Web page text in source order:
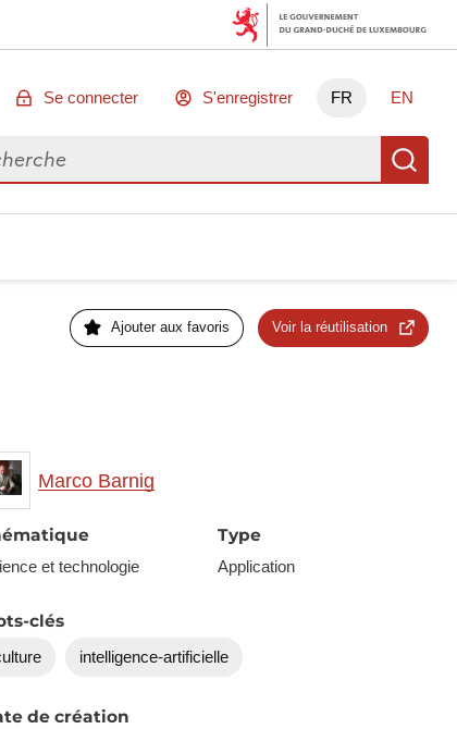
Se connecter S'enregistrer FR EN
des données
Ajouter aux favoris Voir la réutilisation
Marco Barnig
et technologie
Type
Application
clés
intelligence-artificielle
de création